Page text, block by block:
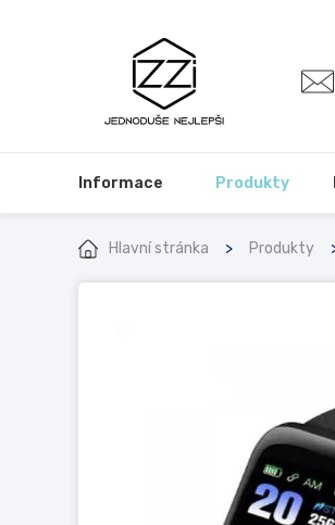
Informace Produkty
Hlavní stránka Produkty